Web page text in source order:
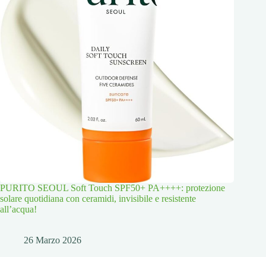
PURITO SEOUL Soft Touch SPF50+ PA++++: protezione
solare quotidiana con ceramidi, invisibile e resistente
all’acqua!
26 Marzo 2026